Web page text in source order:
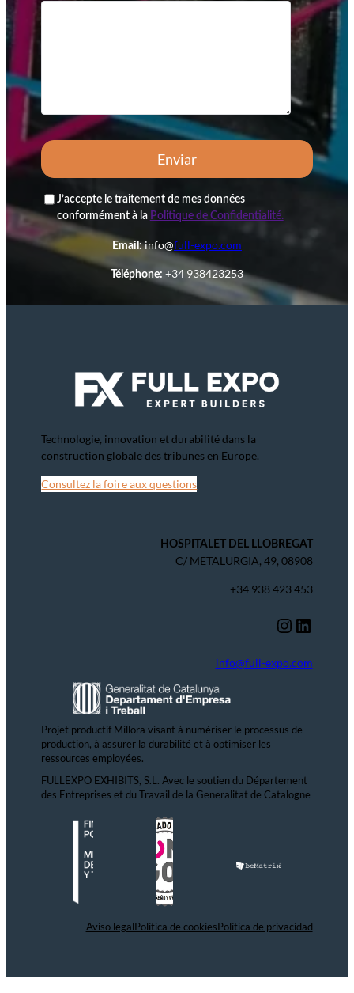
J’accepte le traitement de mes données
conformément à la Politique de Confidentialité.
Email:info@full-expo.com
Téléphone: +34 938423253
Technologie, innovation et durabilité dans la
construction globale des tribunes en Europe.
Consultez la foire aux questions
HOSPITALET DEL LLOBREGAT
C/ METALURGIA, 49, 08908
+34 938 423 453
Instagram LinkedIn
info@full-expo.com
Projet productif Millora visant à numériser le processus de
production, à assurer la durabilité et à optimiser les
ressources employées.
FULLEXPO EXHIBITS, S.L. Avec le soutien du Département
des Entreprises et du Travail de la Generalitat de Catalogne
Aviso legal Política de cookies Política de privacidad